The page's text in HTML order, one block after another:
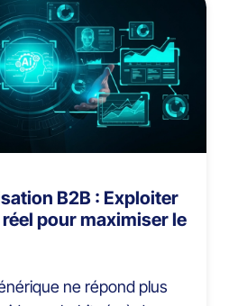
B2B : Exploiter
pour maximiser le
ne répond plus